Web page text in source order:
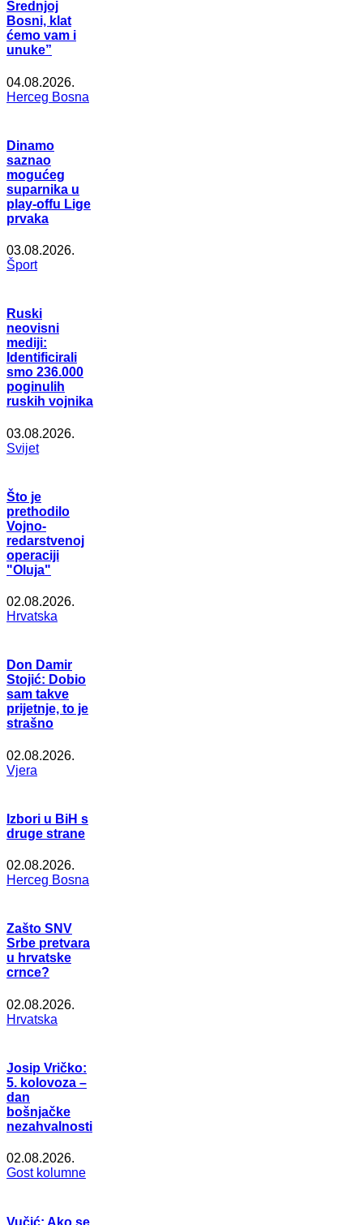
Srednjoj
Bosni, klat
ćemo vam i
unuke”
04.08.2026.
Herceg Bosna
Dinamo
saznao
mogućeg
suparnika u
play-offu Lige
prvaka
03.08.2026.
Šport
Ruski
neovisni
mediji:
Identificirali
smo 236.000
poginulih
ruskih vojnika
03.08.2026.
Svijet
Što je
prethodilo
Vojno-
redarstvenoj
operaciji
"Oluja"
02.08.2026.
Hrvatska
Don Damir
Stojić: Dobio
sam takve
prijetnje, to je
strašno
02.08.2026.
Vjera
Izbori u BiH s
druge strane
02.08.2026.
Herceg Bosna
Zašto SNV
Srbe pretvara
u hrvatske
crnce?
02.08.2026.
Hrvatska
Josip Vričko:
5. kolovoza –
dan
bošnjačke
nezahvalnosti
02.08.2026.
Gost kolumne
Vučić: Ako se